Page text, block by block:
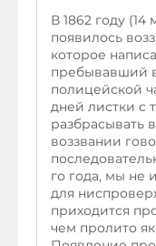
В 1862 году (14
появилось
которое
пребывавший
полицейской
дней листки с
разбрасывать
воззвании
го года, мы не
для
приходится
чем пролито